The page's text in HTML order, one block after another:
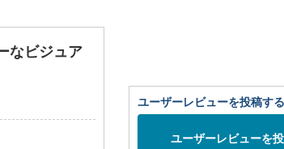
なビジュア
ユーザーレビューを投稿する
ユーザーレビューを